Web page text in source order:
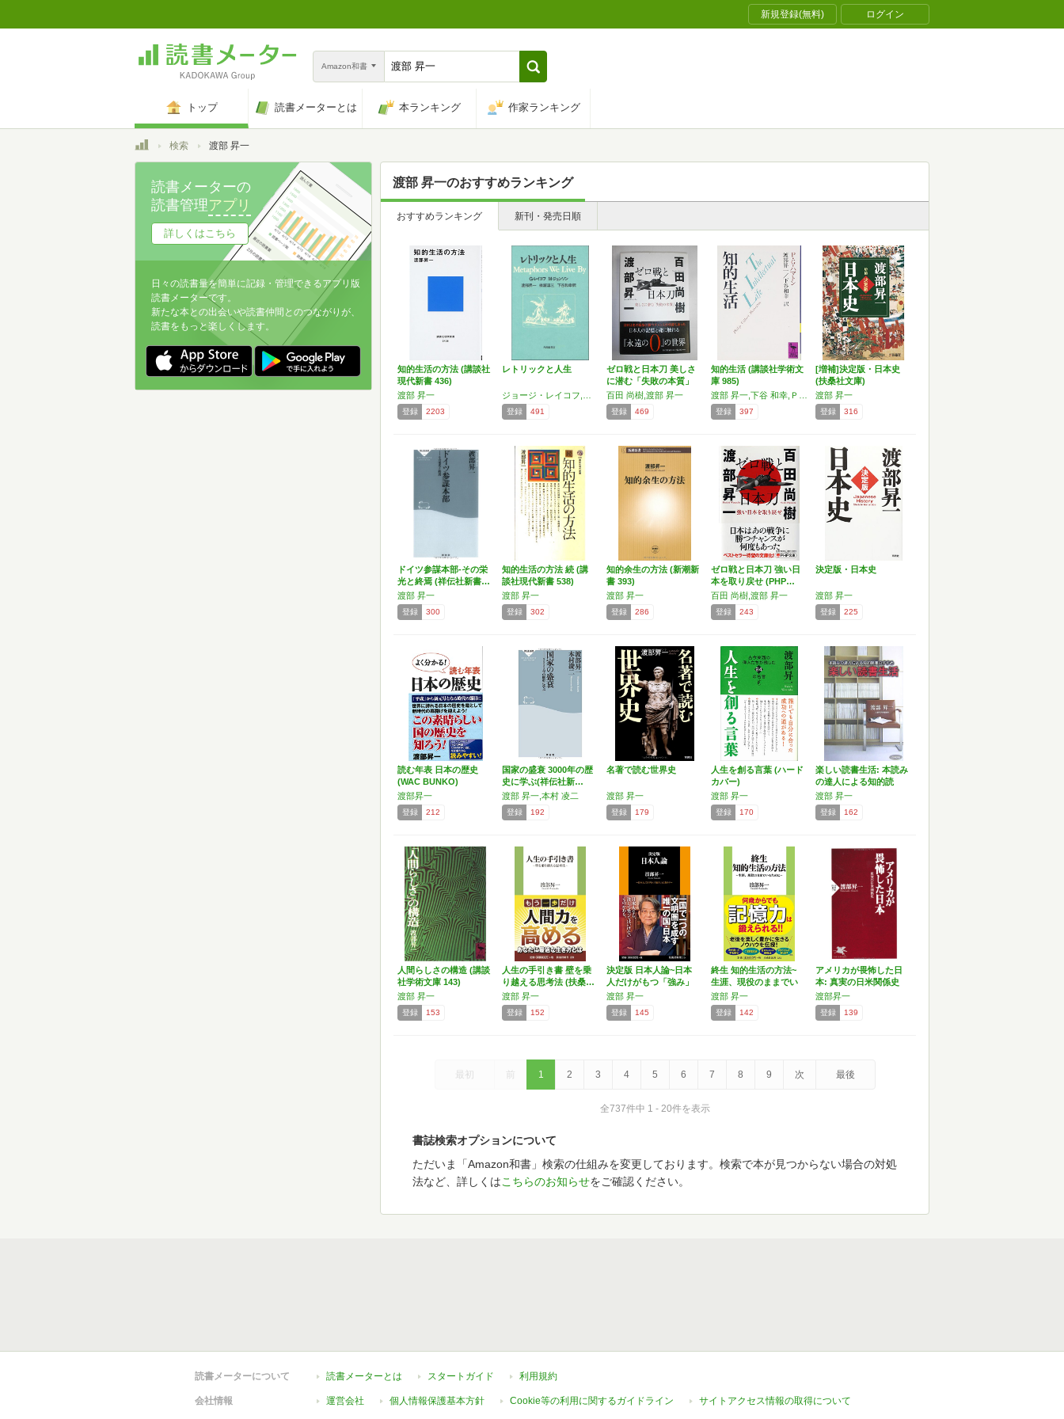
新規登録(無料) ログイン
Amazon和書
トップ 読書メーターとは 本ランキング 作家ランキング
トップ検索 渡部 昇一
渡部 昇一のおすすめランキング
おすすめランキング 新刊・発売日順
知的生活の方法 (講談社
現代新書 436)
渡部 昇一
登録 2203
レトリックと人生
登録 491
ゼロ戦と日本刀 美しさ
に潜む「失敗の本質」
百田 尚樹,渡部 昇一
登録 469
知的生活 (講談社学術文
庫 985)
登録 397
[増補]決定版・日本史
(扶桑社文庫)
渡部 昇一
登録 316
ドイツ参謀本部-その栄
光と終焉 (祥伝社新書…
渡部 昇一
登録 300
知的生活の方法 続 (講
談社現代新書 538)
渡部 昇一
登録 302
知的余生の方法 (新潮新
書 393)
渡部 昇一
登録 286
ゼロ戦と日本刀 強い日
本を取り戻せ (PHP…
百田 尚樹,渡部 昇一
登録 243
決定版・日本史
渡部 昇一
登録 225
読む年表 日本の歴史
(WAC BUNKO)
渡部昇一
登録 212
国家の盛衰 3000年の歴
史に学ぶ(祥伝社新…
渡部 昇一,本村 凌二
登録 192
名著で読む世界史
渡部 昇一
登録 179
人生を創る言葉 (ハード
カバー)
渡部 昇一
登録 170
楽しい読書生活: 本読み
の達人による知的読
書…
渡部 昇一
登録 162
人間らしさの構造 (講談
社学術文庫 143)
渡部 昇一
登録 153
人生の手引き書 壁を乗
り越える思考法 (扶桑…
渡部 昇一
登録 152
決定版 日本人論~日本
人だけがもつ「強み」
と…
渡部 昇一
登録 145
終生 知的生活の方法~
生涯、現役のままでい
る…
渡部 昇一
登録 142
アメリカが畏怖した日
本: 真実の日米関係史
…
渡部昇一
登録 139
最初 前 1 2 3 4 5 6 7 8 9 次 最後
全737件中 1 - 20件を表示
書誌検索オプションについて
ただいま「Amazon和書」検索の仕組みを変更しております。検索で本が見つからない場合の対処
法など、詳しくはこちらのお知らせをご確認ください。
読書メーターの
読書管理アプリ
詳しくはこちら
日々の読書量を簡単に記録・管理できるアプリ版
読書メーターです。
新たな本との出会いや読書仲間とのつながりが、
読書をもっと楽しくします。
読書メーターについて 読書メーターとは スタートガイド 利用規約
会社情報 運営会社 個人情報保護基本方針 Cookie等の利用に関するガイドライン サイトアクセス情報の取得について